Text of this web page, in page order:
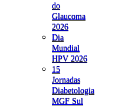
do
Glaucoma
2026
Dia
Mundial
HPV 2026
15
Jornadas
Diabetologia
MGF Sul